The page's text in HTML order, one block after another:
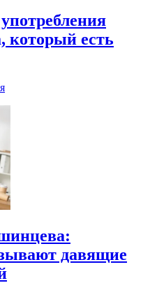
который есть
давящие